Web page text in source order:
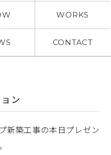
WORKS
CONTACT
ン
新築工事の本日プレゼン